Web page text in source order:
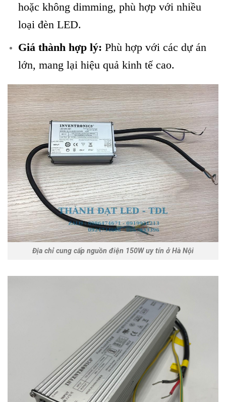
hoặc không dimming, phù hợp với nhiều
loại đèn LED.
Giá thành hợp lý: Phù hợp với các dự án
lớn, mang lại hiệu quả kinh tế cao.
Địa chỉ cung cấp nguồn điện 150W uy tín ở Hà Nội